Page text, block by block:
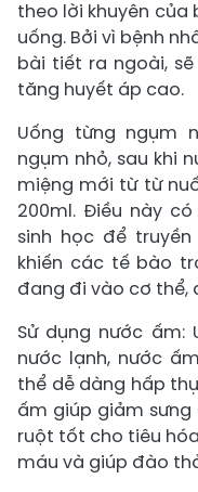
theo lời khuyên của
uống. Bởi vì bệnh
bài tiết ra ngoài,
tăng huyết áp cao.
Uống từng ngụm
ngụm nhỏ, sau khi
miệng mới từ từ
200ml. Điều này
sinh học để
khiến các tế bào
đang đi vào cơ thể,
Sử dụng nước
nước lạnh, nước
thể dễ dàng hấp
ấm giúp giảm
ruột tốt cho tiêu
máu và giúp đào